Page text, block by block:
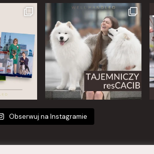
Obserwuj na Instagramie